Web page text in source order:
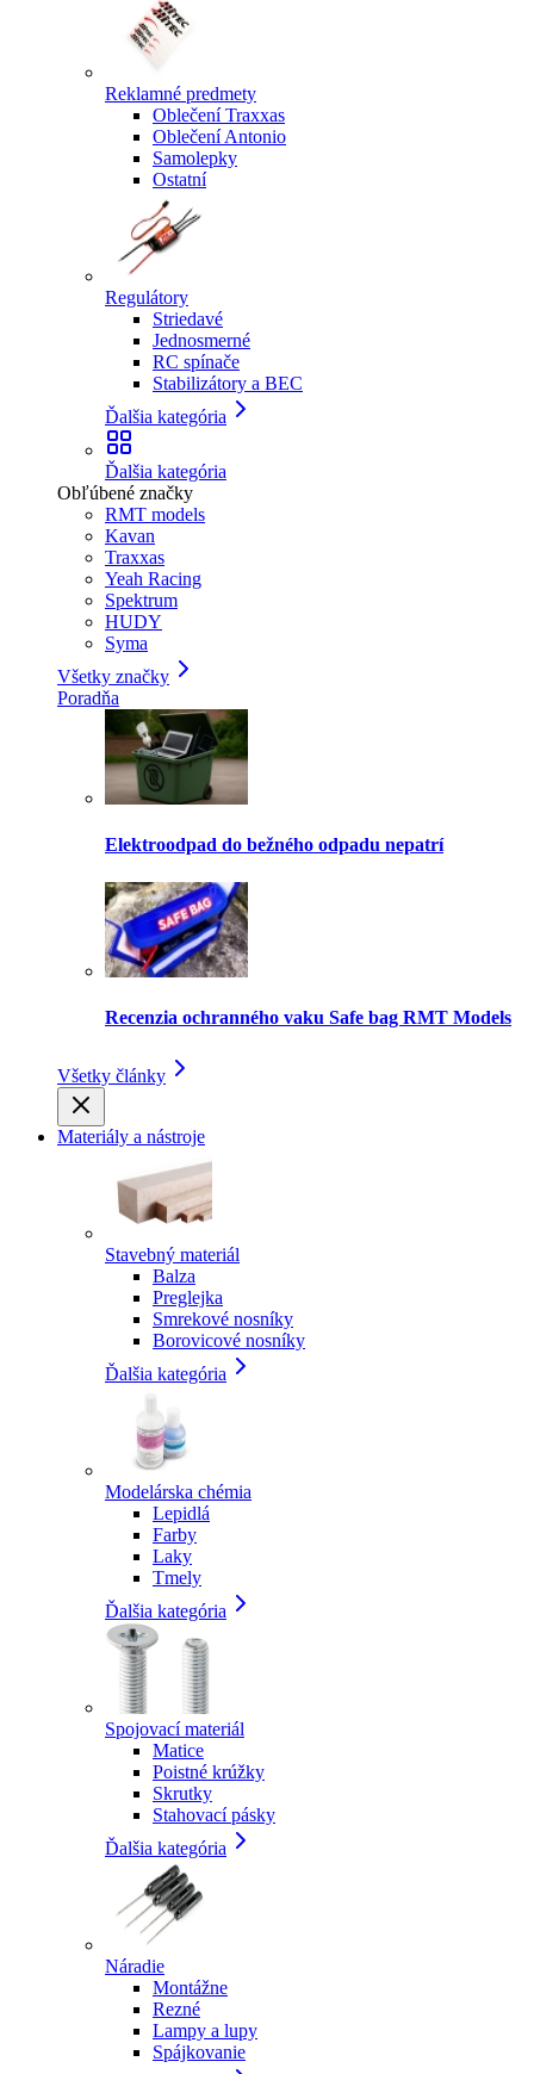
Reklamné predmety
Oblečení Traxxas
Oblečení Antonio
Samolepky
Ostatní
Regulátory
Striedavé
Jednosmerné
RC spínače
Stabilizátory a BEC
Ďalšia kategória
Ďalšia kategória
Obľúbené značky
RMT models
Kavan
Traxxas
Yeah Racing
Spektrum
HUDY
Syma
Všetky značky
Poradňa
Elektroodpad do bežného odpadu nepatrí
Recenzia ochranného vaku Safe bag RMT Models
Všetky články
Materiály a nástroje
Stavebný materiál
Balza
Preglejka
Smrekové nosníky
Borovicové nosníky
Ďalšia kategória
Modelárska chémia
Lepidlá
Farby
Laky
Tmely
Ďalšia kategória
Spojovací materiál
Matice
Poistné krúžky
Skrutky
Stahovací pásky
Ďalšia kategória
Náradie
Montážne
Rezné
Lampy a lupy
Spájkovanie